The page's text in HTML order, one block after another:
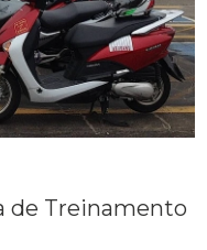
de Treinamento